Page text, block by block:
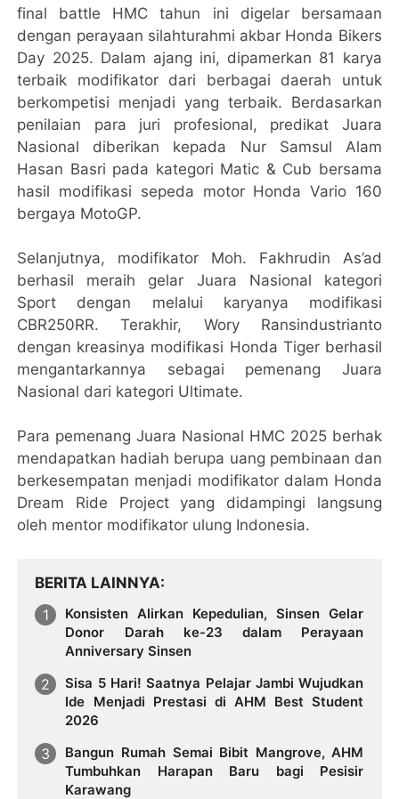
final battle HMC tahun ini digelar bersamaan
dengan perayaan silahturahmi akbar Honda Bikers
Day 2025. Dalam ajang ini, dipamerkan 81 karya
terbaik modifikator dari berbagai daerah untuk
berkompetisi menjadi yang terbaik. Berdasarkan
penilaian para juri profesional, predikat Juara
Nasional diberikan kepada Nur Samsul Alam
Hasan Basri pada kategori Matic & Cub bersama
hasil modifikasi sepeda motor Honda Vario 160
bergaya MotoGP.
Selanjutnya, modifikator Moh. Fakhrudin As’ad
berhasil meraih gelar Juara Nasional kategori
Sport dengan melalui karyanya modifikasi
CBR250RR. Terakhir, Wory Ransindustrianto
dengan kreasinya modifikasi Honda Tiger berhasil
mengantarkannya sebagai pemenang Juara
Nasional dari kategori Ultimate.
Para pemenang Juara Nasional HMC 2025 berhak
mendapatkan hadiah berupa uang pembinaan dan
berkesempatan menjadi modifikator dalam Honda
Dream Ride Project yang didampingi langsung
oleh mentor modifikator ulung Indonesia.
BERITA LAINNYA
Konsisten Alirkan Kepedulian, Sinsen Gelar
Donor Darah ke-23 dalam Perayaan
Anniversary Sinsen
Sisa 5 Hari! Saatnya Pelajar Jambi Wujudkan
Ide Menjadi Prestasi di AHM Best Student
2026
Bangun Rumah Semai Bibit Mangrove, AHM
Tumbuhkan Harapan Baru bagi Pesisir
Karawang